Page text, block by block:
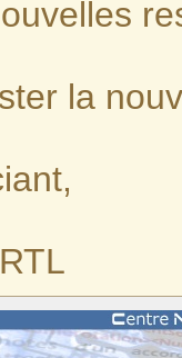
la